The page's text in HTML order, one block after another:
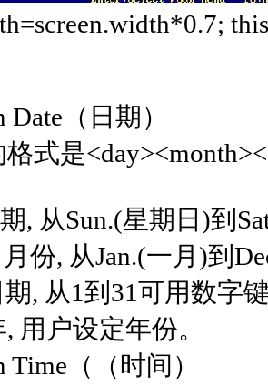
（日期）
是
从Sun.(星期日)到
, 从Jan.(一月)到
, 从1到31可用数字
户设定年份。
（（时间）